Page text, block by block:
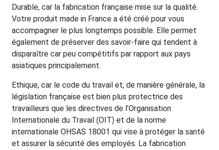
Durable, car la fabrication française mise sur la qualité.
Votre produit made in France a été créé pour vous
accompagner le plus longtemps possible. Elle permet
également de préserver des savoir-faire qui tendent à
disparaître car peu compétitifs par rapport aux pays
asiatiques principalement.
Ethique, car le code du travail et, de manière générale, la
législation française est bien plus protectrice des
travailleurs que les directives de l’Organisation
Internationale du Travail (OIT) et de la norme
internationale OHSAS 18001 qui vise à protéger la santé
et assurer la sécurité des employés. La fabrication